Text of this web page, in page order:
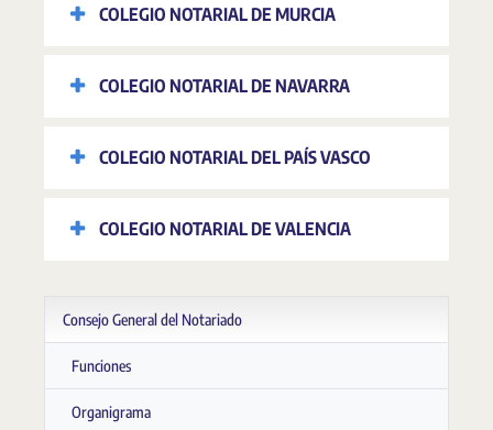
COLEGIO NOTARIAL DE MURCIA
COLEGIO NOTARIAL DE NAVARRA
COLEGIO NOTARIAL DEL PAÍS VASCO
COLEGIO NOTARIAL DE VALENCIA
Consejo General del Notariado
Funciones
Organigrama